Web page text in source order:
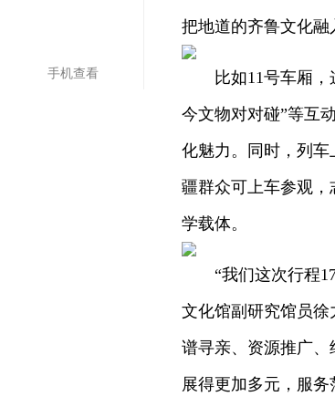
手机查看
把地道的齐鲁文化融
比如11号车厢，这
今文物对对碰”等互
化魅力。同时，列
疆群众可上车参观
学载体。
“我们这次行程17
文化馆副研究馆员
谱寻亲、资源推广
展得更加多元，服